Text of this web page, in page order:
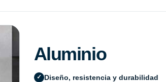
Aluminio
Diseño, resistencia y durabilidad